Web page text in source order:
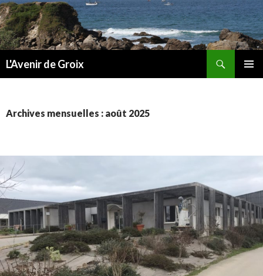
L'Avenir de Groix
Archives mensuelles : août 2025